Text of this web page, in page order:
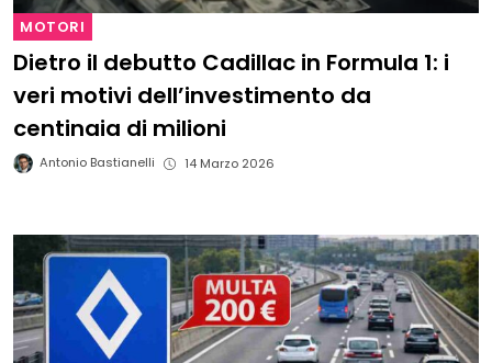
MOTORI
Dietro il debutto Cadillac in Formula 1: i
veri motivi dell’investimento da
centinaia di milioni
Antonio Bastianelli 14 Marzo 2026